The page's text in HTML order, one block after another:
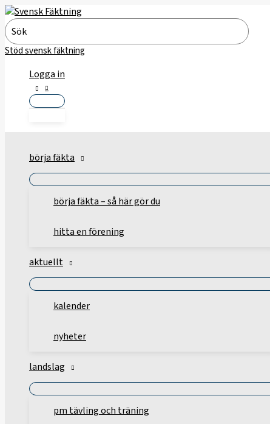
Hoppa
till
innehåll
Search
for:
Stöd svensk fäktning
Logga in
börja fäkta
börja fäkta – så här gör du
hitta en förening
aktuellt
kalender
nyheter
landslag
pm tävling och träning